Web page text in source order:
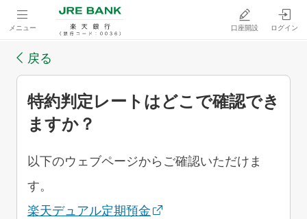
メニュー 口座開設 ログイン
戻る
特約判定レートはどこで確認でき
ますか？
以下のウェブページからご確認いただけま
す。
楽天デュアル定期預金